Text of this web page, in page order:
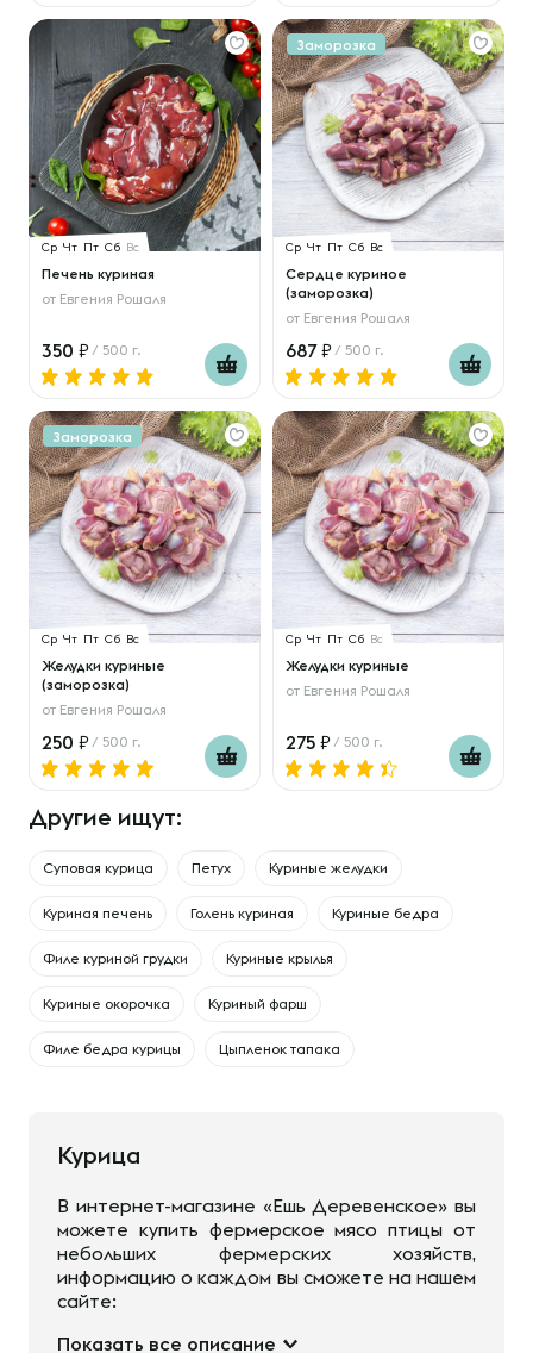
Ср Чт Пт Сб Вс
Печень куриная
от Евгения Рошаля
350 / 500 г.
Заморозка
Ср Чт Пт Сб Вс
Сердце куриное
(заморозка)
от Евгения Рошаля
687 / 500 г.
Заморозка
Ср Чт Пт Сб Вс
Желудки куриные
(заморозка)
от Евгения Рошаля
250 / 500 г.
Ср Чт Пт Сб Вс
Желудки куриные
от Евгения Рошаля
275 / 500 г.
Другие ищут:
Суповая курица Петух Куриные желудки
Куриная печень Голень куриная Куриные бедра
Филе куриной грудки Куриные крылья
Куриные окорочка Куриный фарш
Филе бедра курицы Цыпленок тапака
Курица
В интернет-магазине «Ешь Деревенское» вы
можете купить фермерское мясо птицы от
небольших фермерских хозяйств,
информацию о каждом вы сможете на нашем
сайте:
Показать все описание